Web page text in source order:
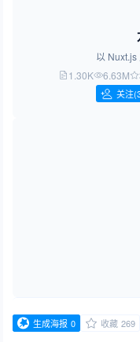
以
1.30K
6.63M
关注
生成海报 0 收藏 269